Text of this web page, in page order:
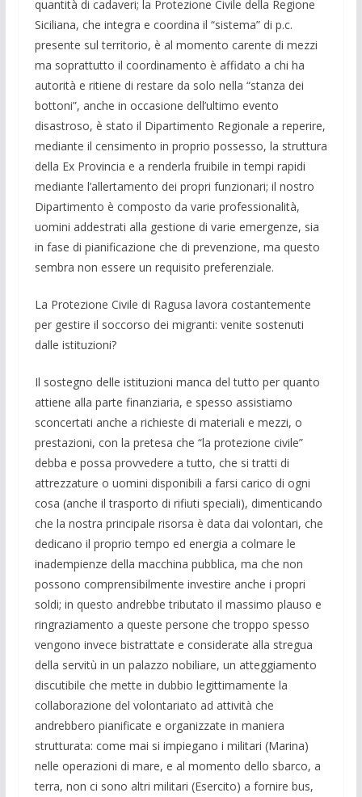
quantità di cadaveri; la Protezione Civile della Regione
Siciliana, che integra e coordina il “sistema” di p.c.
presente sul territorio, è al momento carente di mezzi
ma soprattutto il coordinamento è affidato a chi ha
autorità e ritiene di restare da solo nella “stanza dei
bottoni”, anche in occasione dell’ultimo evento
disastroso, è stato il Dipartimento Regionale a reperire,
mediante il censimento in proprio possesso, la struttura
della Ex Provincia e a renderla fruibile in tempi rapidi
mediante l’allertamento dei propri funzionari; il nostro
Dipartimento è composto da varie professionalità,
uomini addestrati alla gestione di varie emergenze, sia
in fase di pianificazione che di prevenzione, ma questo
sembra non essere un requisito preferenziale.
La Protezione Civile di Ragusa lavora costantemente
per gestire il soccorso dei migranti: venite sostenuti
dalle istituzioni?
Il sostegno delle istituzioni manca del tutto per quanto
attiene alla parte finanziaria, e spesso assistiamo
sconcertati anche a richieste di materiali e mezzi, o
prestazioni, con la pretesa che “la protezione civile”
debba e possa provvedere a tutto, che si tratti di
attrezzature o uomini disponibili a farsi carico di ogni
cosa (anche il trasporto di rifiuti speciali), dimenticando
che la nostra principale risorsa è data dai volontari, che
dedicano il proprio tempo ed energia a colmare le
inadempienze della macchina pubblica, ma che non
possono comprensibilmente investire anche i propri
soldi; in questo andrebbe tributato il massimo plauso e
ringraziamento a queste persone che troppo spesso
vengono invece bistrattate e considerate alla stregua
della servitù in un palazzo nobiliare, un atteggiamento
discutibile che mette in dubbio legittimamente la
collaborazione del volontariato ad attività che
andrebbero pianificate e organizzate in maniera
strutturata: come mai si impiegano i militari (Marina)
nelle operazioni di mare, e al momento dello sbarco, a
terra, non ci sono altri militari (Esercito) a fornire bus,